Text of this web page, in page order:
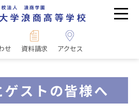
せ 資料請求 アクセス
ゲストの皆様へ